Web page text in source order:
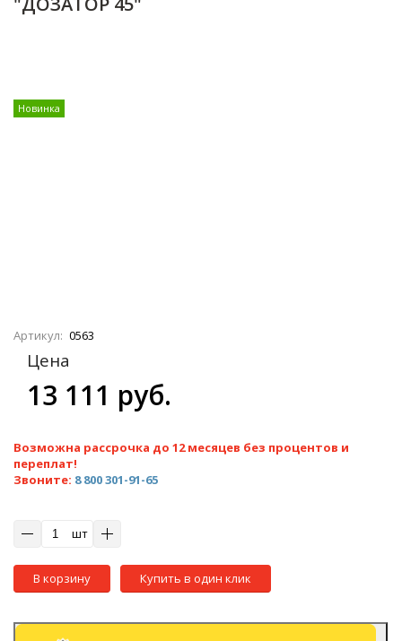
Новинка
Артикул: 0563
Цена
13 111 руб.
Возможна рассрочка до 12 месяцев без процентов и
переплат!
Звоните: 8 800 301-91-65
шт
В корзину Купить в один клик